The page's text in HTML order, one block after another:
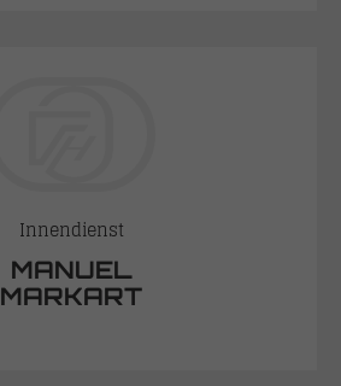
Innendienst
MANUEL
MARKART